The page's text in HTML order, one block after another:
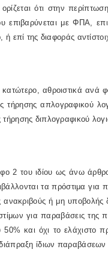
ορίζεται ότι στην
επιβαρύνεται με ΦΠΑ,
επί της διαφοράς
κατώτερο, αθροιστικά
τήρησης απλογραφικού
διπλογραφικού
2 του ιδίου ως άνω
τα πρόστιμα
ή μη
για παραβάσεις
50% και όχι το
ίδιων παραβάσεων